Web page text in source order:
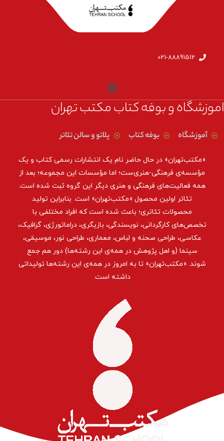
021-88891512
اموزشگاه و بوفه کتاب مکتب تهران
آموزشگاه بوفه کتاب پلاتو و سالن تئاتر
«مکتب‌تهران» در حال حاضر نام یک انتشارات رسمی کتاب و یک
مؤسسه‌ی فرهنگی-هنری‌ست؛ اما مؤسسات این مجموعه؛ بعد از
همه‌ فعالیت‌های فرهنگی و هنری دیگر این گروه ثبت شده است.
تئاتر اولین محصول «مکتب‌تهران» است. بنابراین تولید
محصولات تئاتری؛ باعث شده است که افراد مختلفی با
تخصص‌های کارگردانی، نویسندگی، بازیگری، دراماتورژی، گرافیک،
عکاسی، طراحی ‌صحنه و لباس، معماری، طراحی نور، موسیقی،
سینما (و اهل پژوهش در همه‌ی این رشته‌ها) دور هم جمع
شوند. «مکتب‌تهران» تا به امروز در همه‌ی این رشته‌ها تولیداتی
داشته است.